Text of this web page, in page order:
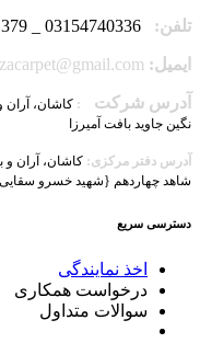
تلفن:
ایمیل:
آدرس شرکت : کاشان،
نگین جاوید بافت آمیرزا
آدرس دفتر مرکزی: کاشان، آران و
شاهد چهاردهم {شهید خسرو سقایی}، پلاک 0،
دسترسی سریع
اخذ نمایندگی
درخواست همکاری
سوالات متداول